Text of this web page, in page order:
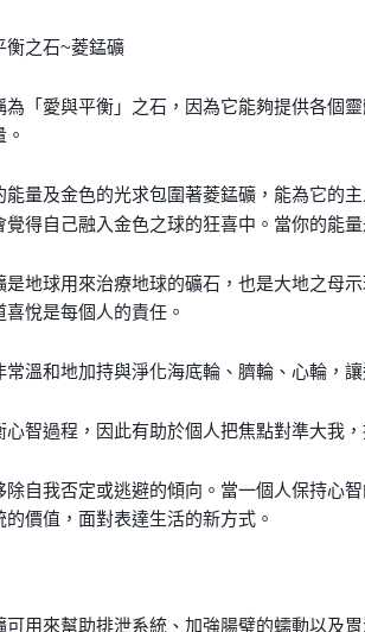
衡之石~菱錳礦
為「愛與平衡」之石，因為它能夠提供各個
能量及金色的光求包圍著菱錳礦，能為它的
覺得自己融入金色之球的狂喜中。當你的能
是地球用來治療地球的礦石，也是大地之母
喜悅是每個人的責任。
常溫和地加持與淨化海底輪、臍輪、心輪，
心智過程，因此有助於個人把焦點對準大我
除自我否定或逃避的傾向。當一個人保持心
的價值，面對表達生活的新方式。
可用來幫助排泄系統、加強腸璧的蠕動以及